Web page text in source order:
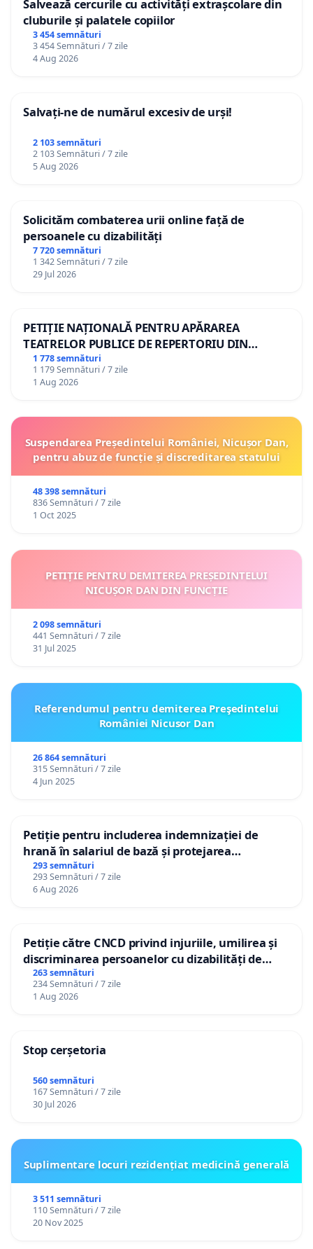
Salvează cercurile cu activități extrașcolare din
cluburile și palatele copiilor
3 454 semnături
3 454 Semnături / 7 zile
4 Aug 2026
Salvați-ne de numărul excesiv de urși!
2 103 semnături
2 103 Semnături / 7 zile
5 Aug 2026
Solicităm combaterea urii online față de
persoanele cu dizabilități
7 720 semnături
1 342 Semnături / 7 zile
29 Jul 2026
PETIȚIE NAȚIONALĂ PENTRU APĂRAREA
TEATRELOR PUBLICE DE REPERTORIU DIN
ROMÂNIA
1 778 semnături
1 179 Semnături / 7 zile
1 Aug 2026
Suspendarea Președintelui României, Nicușor Dan,
pentru abuz de funcție și discreditarea statului
48 398 semnături
836 Semnături / 7 zile
1 Oct 2025
PETIȚIE PENTRU DEMITEREA PREȘEDINTELUI
NICUȘOR DAN DIN FUNCȚIE
2 098 semnături
441 Semnături / 7 zile
31 Jul 2025
Referendumul pentru demiterea Preşedintelui
României Nicusor Dan
26 864 semnături
315 Semnături / 7 zile
4 Jun 2025
Petiție pentru includerea indemnizației de
hrană în salariul de bază și protejarea
gradațiilor de vechime pentru asistenții
personali
293 semnături
293 Semnături / 7 zile
6 Aug 2026
Petiție către CNCD privind injuriile, umilirea și
discriminarea persoanelor cu dizabilități de
către utilizatorul TikTok „Gorici”
263 semnături
234 Semnături / 7 zile
1 Aug 2026
Stop cerșetoria
560 semnături
167 Semnături / 7 zile
30 Jul 2026
Suplimentare locuri rezidențiat medicină generală
3 511 semnături
110 Semnături / 7 zile
20 Nov 2025